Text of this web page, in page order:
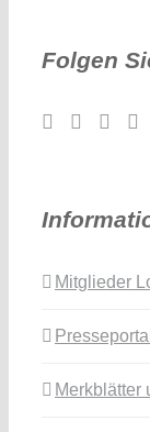
Folgen
Mitglieder
Presseportal
Merkblätter